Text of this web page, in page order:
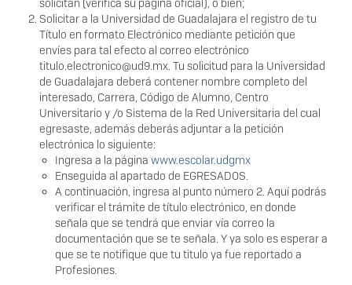
solicitan (verifica su página oficial), o bien;
Solicitar a la Universidad de Guadalajara el registro de tu
Título en formato Electrónico mediante petición que
envíes para tal efecto al correo electrónico
titulo.electronico@ud9.mx. Tu solicitud para la Universidad
de Guadalajara deberá contener nombre completo del
interesado, Carrera, Código de Alumno, Centro
Universitario y /o Sistema de la Red Universitaria del cual
egresaste, además deberás adjuntar a la petición
electrónica lo siguiente:
Ingresa a la página www.escolar.udgmx
Enseguida al apartado de EGRESADOS.
A continuación, ingresa al punto número 2. Aquí podrás
verificar el trámite de título electrónico, en donde
señala que se tendrá que enviar vía correo la
documentación que se te señala. Y ya solo es esperar a
que se te notifique que tu titulo ya fue reportado a
Profesiones.